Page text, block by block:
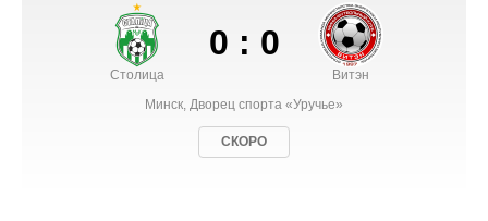
Столица
0 : 0
Витэн
Минск, Дворец спорта «Уручье»
СКОРО